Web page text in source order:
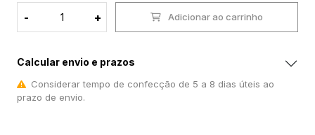
- + Adicionar ao carrinho
Calcular envio e prazos
Considerar tempo de confecção de 5 a 8 dias úteis ao
prazo de envio.